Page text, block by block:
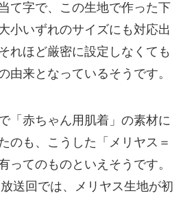
て字で、この生地で作った下
小いずれのサイズにも対応出
れほど厳密に設定しなくても
由来となっているそうです。
「赤ちゃん用肌着」の素材に
のも、こうした「メリヤス＝
ってのものといえそうです。
送回では、メリヤス生地が初